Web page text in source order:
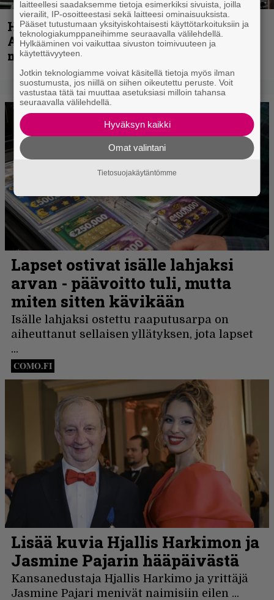
Hellsinki Metal Festival kuvina, osa 1 –
Accept, Carcass, Black Label Society ja
muita avauspäivän esiintyjiä
laitteellesi saadaksemme tietoja esimerkiksi sivuista, joilla
vierailit, IP-osoitteestasi sekä laitteesi ominaisuuksista.
Pääset tutustumaan yksityiskohtaisesti käyttötarkoituksiin ja
teknologiakumppaneihimme seuraavalla välilehdellä.
Hylkääminen voi vaikuttaa sivuston toimivuuteen ja
käytettävyyteen.
Jotkin teknologiamme voivat käsitellä tietoja myös ilman
suostumusta, jos niillä on siihen oikeutettu peruste. Voit
vastustaa tätä tai muuttaa asetuksiasi milloin tahansa
seuraavalla välilehdellä.
Hyväksyn kaikki
Omat valintani
Tietosuojakäytäntömme